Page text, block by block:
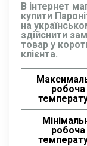
В інтернет
купити
на
здійснити
товар у
клієнта.
робоча
робоча